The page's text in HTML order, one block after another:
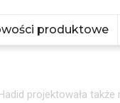
produktowe
projektowała